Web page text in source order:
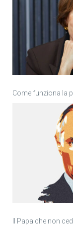
Come funziona la
Il Papa che non